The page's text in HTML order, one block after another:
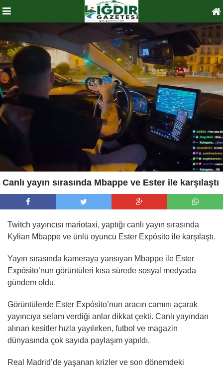
Canlı yayın sırasında Mbappe ve Ester ile karşılaştı
Twitch yayıncısı mariotaxi, yaptığı canlı yayın sırasında
Kylian Mbappe ve ünlü oyuncu Ester Expósito ile karşılaştı.
Yayın sırasında kameraya yansıyan Mbappe ile Ester
Expósito’nun görüntüleri kısa sürede sosyal medyada
gündem oldu.
Görüntülerde Ester Expósito’nun aracın camını açarak
yayıncıya selam verdiği anlar dikkat çekti. Canlı yayından
alınan kesitler hızla yayılırken, futbol ve magazin
dünyasında çok sayıda paylaşım yapıldı.
Real Madrid’de yaşanan krizler ve son dönemdeki